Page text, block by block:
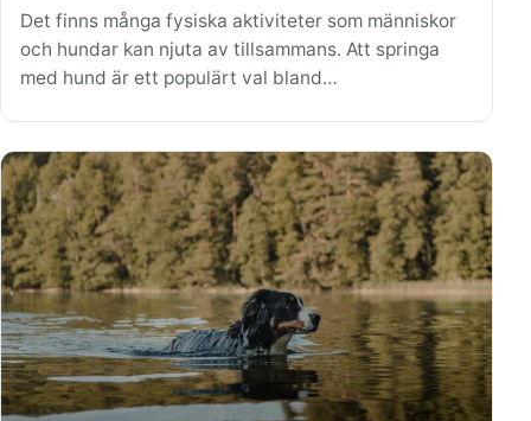
Det finns många fysiska aktiviteter som människor
och hundar kan njuta av tillsammans. Att springa
med hund är ett populärt val bland…